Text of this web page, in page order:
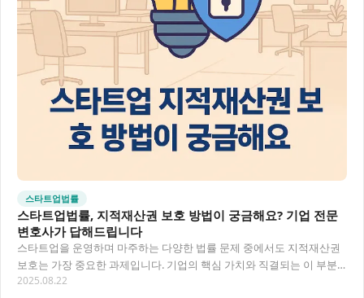
스타트업법률
스타트업법률, 지적재산권 보호 방법이 궁금해요? 기업 전문
변호사가 답해드립니다
스타트업을 운영하며 마주하는 다양한 법률 문제 중에서도 지적재산권
보호는 가장 중요한 과제입니다. 기업의 핵심 가치와 직결되는 이 부분
을 소홀히 했다가는 후에 큰 위기를 맞을 수…
2025.08.22